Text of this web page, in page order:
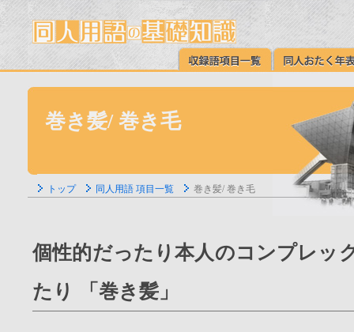
巻き髪/ 巻き毛
トップ 同人用語 項目一覧 巻き髪/ 巻き毛
個性的だったり本人のコンプレッ
たり 「巻き髪」